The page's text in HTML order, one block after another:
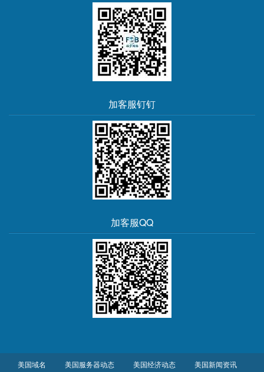
加客服钉钉
加客服QQ
美国域名 美国服务器动态 美国经济动态 美国新闻资讯